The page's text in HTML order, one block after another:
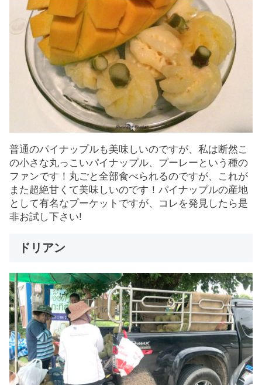
普通のパイナップルも美味しいのですが、私は断然こ
の小さな丸っこいパイナップル、プーレーという種の
ファンです！丸ごと全部食べられるのですが、これが
また超絶甘くて美味しいのです！パイナップルの産地
として有名なプーケットですが、コレを発見したら是
非お試し下さい!
ドリアン